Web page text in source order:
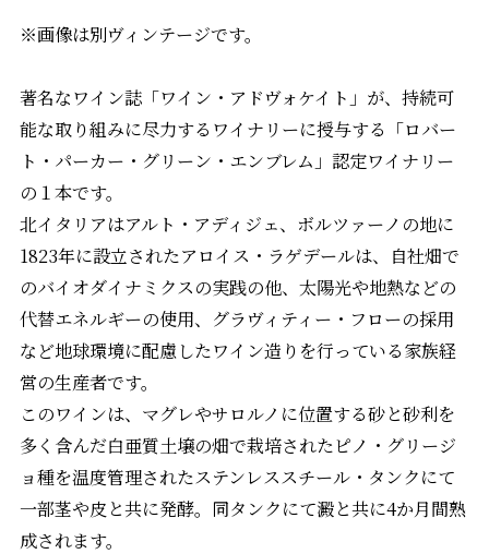
※画像は別ヴィンテージです。
著名なワイン誌「ワイン・アドヴォケイト」が、持続可
能な取り組みに尽力するワイナリーに授与する「ロバー
ト・パーカー・グリーン・エンブレム」認定ワイナリー
の１本です。
北イタリアはアルト・アディジェ、ボルツァーノの地に
1823年に設立されたアロイス・ラゲデールは、自社畑で
のバイオダイナミクスの実践の他、太陽光や地熱などの
代替エネルギーの使用、グラヴィティー・フローの採用
など地球環境に配慮したワイン造りを行っている家族経
営の生産者です。
このワインは、マグレやサロルノに位置する砂と砂利を
多く含んだ白亜質土壌の畑で栽培されたピノ・グリージ
ョ種を温度管理されたステンレススチール・タンクにて
一部茎や皮と共に発酵。同タンクにて澱と共に4か月間熟
成されます。